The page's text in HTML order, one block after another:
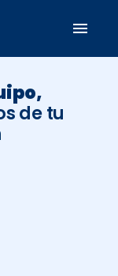
menu
de tu